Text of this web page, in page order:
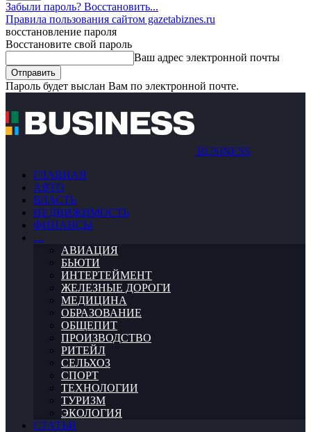
Забыли пароль? Восстановить...
Правила пользования сайтом gazetabiznes.ru
восстановление пароля
Восстановите свой пароль
Ваш адрес электронной почты
Пароль будет выслан Вам по электронной почте.
BUSINESS
ГЛАВНАЯ
АВТО
ВЛАСТЬ
НЕДВИЖИМОСТЬ
ФИНАНСЫ
…
АВИАЦИЯ
БЬЮТИ
ИНТЕРТЕЙМЕНТ
ЖЕЛЕЗНЫЕ ДОРОГИ
МЕДИЦИНА
ОБРАЗОВАНИЕ
ОБЩЕПИТ
ПРОИЗВОДСТВО
РИТЕЙЛ
СЕЛЬХОЗ
СПОРТ
ТЕХНОЛОГИИ
ТУРИЗМ
ЭКОЛОГИЯ
СТАТЬИ